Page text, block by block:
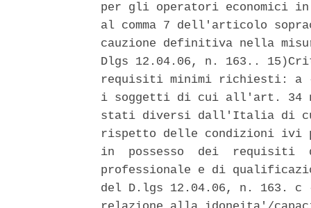
per gli operatori economici
al comma 7 dell'articolo
cauzione definitiva nella
Dlgs 12.04.06, n. 163..
requisiti minimi richiesti: a -
i soggetti di cui all'art. 34
stati diversi dall'Italia di
rispetto delle condizioni ivi
in  possesso  dei  requisiti
professionale e di
del D.lgs 12.04.06, n. 163.